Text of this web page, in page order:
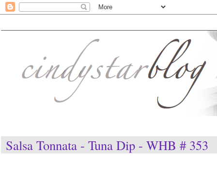
Salsa Tonnata - Tuna Dip - WHB # 353